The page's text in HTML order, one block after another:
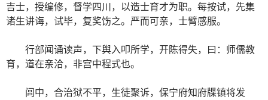
吉士，授编修，督学四川，以造士育才为职。每按试，先集
诸生讲诲，试毕，复奖饬之。严而可亲，士臂感服。
行部闻诵读声，下舆入叩所学，开陈得失，曰：师儒教
育，道在亲洽，非宫中程式也。
闾中，合治狱不平，生徒聚诉，保宁府知府牒镇将发